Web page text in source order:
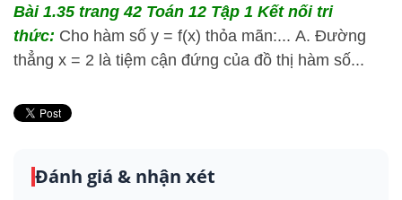
Bài 1.35 trang 42 Toán 12 Tập 1 Kết nối tri
thức: Cho hàm số y = f(x) thỏa mãn:... A. Đường
thẳng x = 2 là tiệm cận đứng của đồ thị hàm số...
Đánh giá & nhận xét